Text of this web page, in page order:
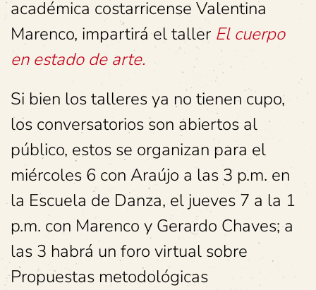
académica costarricense Valentina
Marenco, impartirá el taller El cuerpo
en estado de arte.
Si bien los talleres ya no tienen cupo,
los conversatorios son abiertos al
público, estos se organizan para el
miércoles 6 con Araújo a las 3 p.m. en
la Escuela de Danza, el jueves 7 a la 1
p.m. con Marenco y Gerardo Chaves; a
las 3 habrá un foro virtual sobre
Propuestas metodológicas